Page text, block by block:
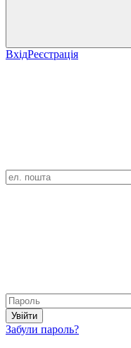
ВхідРеєстрація
Увійти
Забули пароль?